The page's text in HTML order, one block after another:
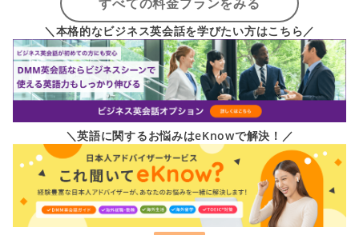
＼本格的なビジネス英会話を学びたい方はこちら／
＼英語に関するお悩みはeKnowで解決！／